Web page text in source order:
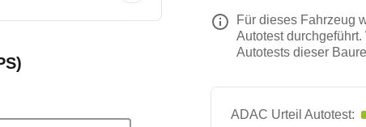
Für dieses Fahrzeug
Autotest
Autotests dieser
ADAC Urteil Autotest: